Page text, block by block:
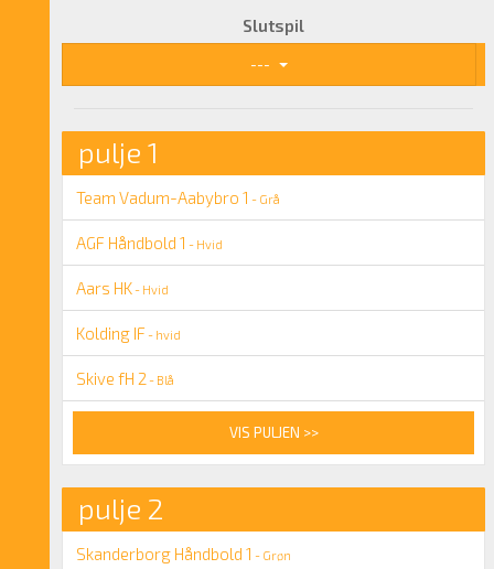
Slutspil
---
pulje 1
Team Vadum-Aabybro 1 - Grå
AGF Håndbold 1 - Hvid
Aars HK- Hvid
Kolding IF - hvid
Skive fH 2 - Blå
VIS PULJEN >>
pulje 2
Skanderborg Håndbold 1 - Grøn